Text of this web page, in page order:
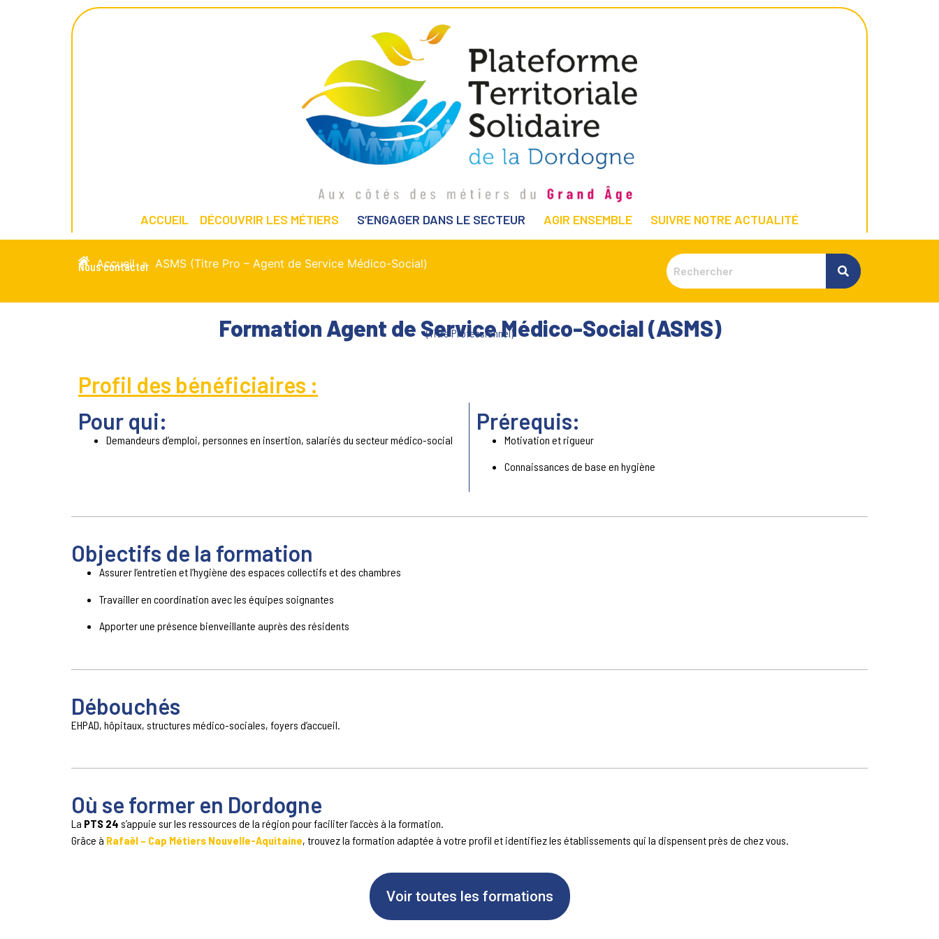
ACCUEIL DÉCOUVRIR LES MÉTIERS S’ENGAGER DANS LE SECTEUR AGIR ENSEMBLE SUIVRE NOTRE ACTUALITÉ
Accueil » ASMS (Titre Pro – Agent de Service Médico-Social)
Nous contacter
Formation Agent de Service Médico-Social (ASMS)
(Titre Professionnel)
​Pour qui:
Demandeurs d’emploi, personnes en insertion, salariés du secteur médico-social
Prérequis:
Motivation et rigueur
Connaissances de base en hygiène
Profil des bénéficiaires :
Objectifs de la formation
Assurer l’entretien et l’hygiène des espaces collectifs et des chambres
Travailler en coordination avec les équipes soignantes
Apporter une présence bienveillante auprès des résidents
Débouchés
EHPAD, hôpitaux, structures médico-sociales, foyers d’accueil.
Où se former en Dordogne
La PTS 24 s’appuie sur les ressources de la région pour faciliter l’accès à la formation.
Grâce à Rafaël – Cap Métiers Nouvelle-Aquitaine, trouvez la formation adaptée à votre profil et identifiez les établissements qui la dispensent près de chez vous.
Voir toutes les formations